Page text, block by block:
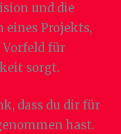
und die
eines Projekts,
für
sorgt.
dass du dir für
hast.